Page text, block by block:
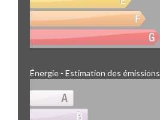
Énergie - Estimation des émissions